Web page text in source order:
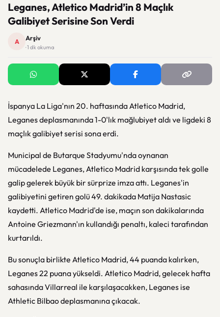
Leganes, Atletico Madrid’in 8 Maçlık
Galibiyet Serisine Son Verdi
A Arşiv
· 1 dk okuma
İspanya La Liga'nın 20. haftasında Atletico Madrid,
Leganes deplasmanında 1-0'lık mağlubiyet aldı ve ligdeki 8
maçlık galibiyet serisi sona erdi.
Municipal de Butarque Stadyumu'nda oynanan
mücadelede Leganes, Atletico Madrid karşısında tek golle
galip gelerek büyük bir sürprize imza attı. Leganes'in
galibiyetini getiren golü 49. dakikada Matija Nastasic
kaydetti. Atletico Madrid'de ise, maçın son dakikalarında
Antoine Griezmann'ın kullandığı penaltı, kaleci tarafından
kurtarıldı.
Bu sonuçla birlikte Atletico Madrid, 44 puanda kalırken,
Leganes 22 puana yükseldi. Atletico Madrid, gelecek hafta
sahasında Villarreal ile karşılaşacakken, Leganes ise
Athletic Bilbao deplasmanına çıkacak.